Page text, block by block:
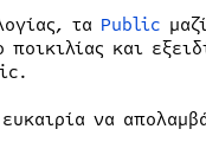
τα Public
και
να